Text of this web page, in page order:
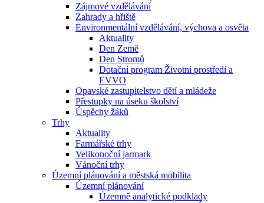
Zájmové vzdělávání
Zahrady a hřiště
Environmentální vzdělávání, výchova a osvěta
Aktuality
Den Země
Den Stromů
Dotační program Životní prostředí a
EVVO
Opavské zastupitelstvo dětí a mládeže
Přestupky na úseku školství
Úspěchy žáků
Trhy
Aktuality
Farmářské trhy
Velikonoční jarmark
Vánoční trhy
Územní plánování a městská mobilita
Územní plánování
Územně analytické podklady